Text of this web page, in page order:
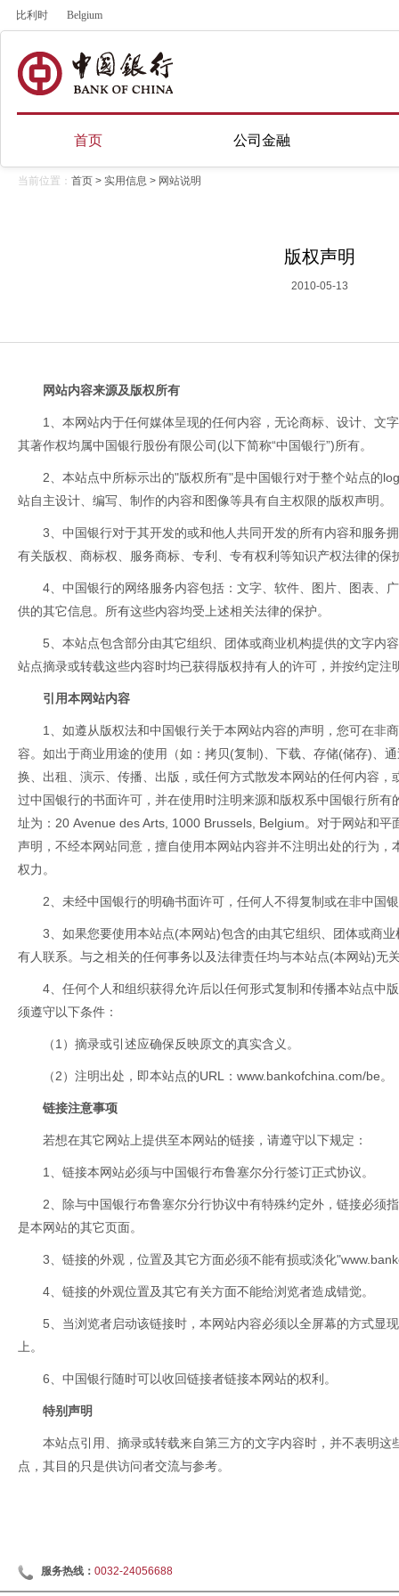
比利时 Belgium
首页 公司金融
当前位置： 首页 > 实用信息 > 网站说明
版权声明
2010-05-13
网站内容来源及版权所有
1、本网站内于任何媒体呈现的任何内容，无论商标、设计、文
其著作权均属中国银行股份有限公司(以下简称“中国银行”)所有。
2、本站点中所标示出的"版权所有"是中国银行对于整个站点的
站自主设计、编写、制作的内容和图像等具有自主权限的版权声明。
3、中国银行对于其开发的或和他人共同开发的所有内容和服务
有关版权、商标权、服务商标、专利、专有权利等知识产权法律的保
4、中国银行的网络服务内容包括：文字、软件、图片、图表、
供的其它信息。所有这些内容均受上述相关法律的保护。
5、本站点包含部分由其它组织、团体或商业机构提供的文字内
站点摘录或转载这些内容时均已获得版权持有人的许可，并按约定注
引用本网站内容
1、如遵从版权法和中国银行关于本网站内容的声明，您可在非
容。如出于商业用途的使用（如：拷贝(复制)、下载、存储(储存)、
换、出租、演示、传播、出版，或任何方式散发本网站的任何内容
过中国银行的书面许可，并在使用时注明来源和版权系中国银行所
址为：20 Avenue des Arts, 1000 Brussels, Belgium。对于网站和平
声明，不经本网站同意，擅自使用本网站内容并不注明出处的行为
权力。
2、未经中国银行的明确书面许可，任何人不得复制或在非中国
3、如果您要使用本站点(本网站)包含的由其它组织、团体或商
有人联系。与之相关的任何事务以及法律责任均与本站点(本网站)无
4、任何个人和组织获得允许后以任何形式复制和传播本站点中
须遵守以下条件：
（1）摘录或引述应确保反映原文的真实含义。
（2）注明出处，即本站点的URL： www.bankofchina.com/be。
链接注意事项
若想在其它网站上提供至本网站的链接，请遵守以下规定：
1、链接本网站必须与中国银行布鲁塞尔分行签订正式协议。
2、除与中国银行布鲁塞尔分行协议中有特殊约定外，链接必须
是本网站的其它页面。
3、链接的外观，位置及其它方面必须不能有损或淡化"
4、链接的外观位置及其它有关方面不能给浏览者造成错觉。
5、当浏览者启动该链接时，本网站内容必须以全屏幕的方式显
上。
6、中国银行随时可以收回链接者链接本网站的权利。
特别声明
本站点引用、摘录或转载来自第三方的文字内容时，并不表明
点，其目的只是供访问者交流与参考。
服务热线： 0032-24056688